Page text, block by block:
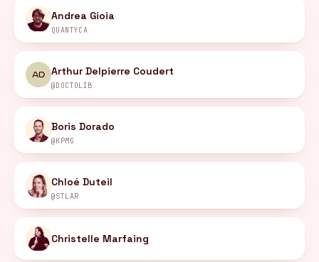
Andrea Gioia
QUANTYCA
AD Arthur Delpierre Coudert
@DOCTOLIB
Boris Dorado
@KPMG
Chloé Duteil
@STLAR
Christelle Marfaing